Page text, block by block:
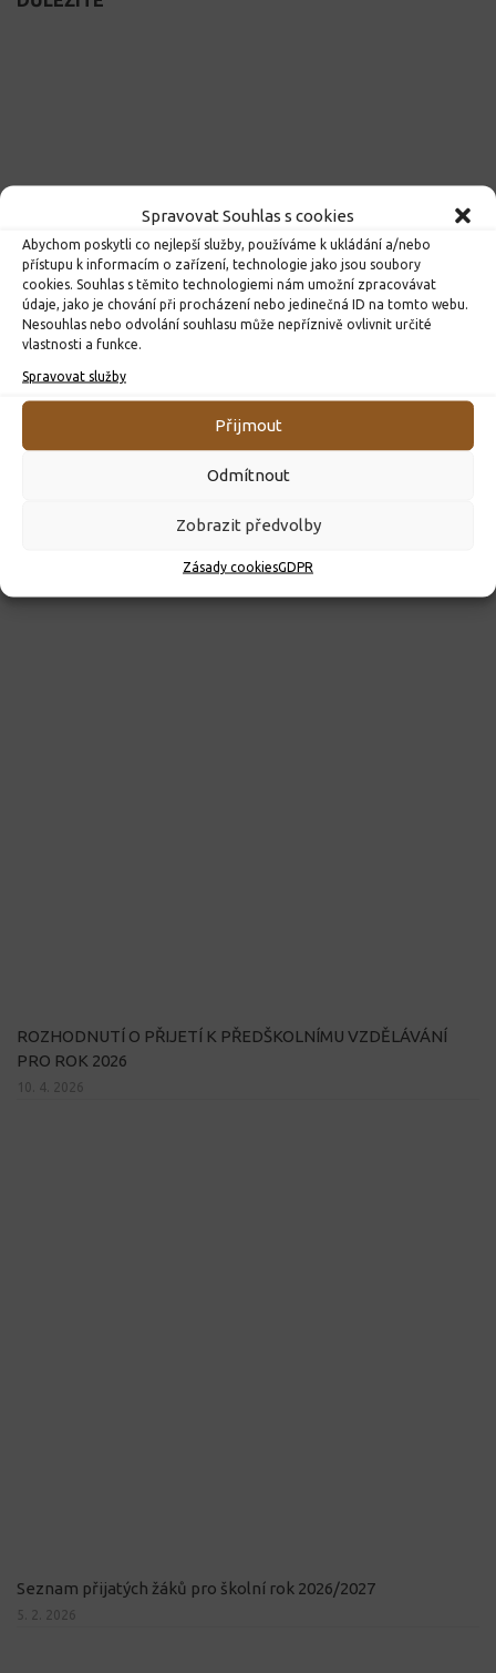
Spravovat Souhlas s cookies
Abychom poskytli co nejlepší služby, používáme k ukládání a/nebo
přístupu k informacím o zařízení, technologie jako jsou soubory
cookies. Souhlas s těmito technologiemi nám umožní zpracovávat
údaje, jako je chování při procházení nebo jedinečná ID na tomto webu.
Nesouhlas nebo odvolání souhlasu může nepříznivě ovlivnit určité
vlastnosti a funkce.
Spravovat služby
Přijmout
Odmítnout
Zobrazit předvolby
Zásady cookiesGDPR
ROZHODNUTÍ O PŘIJETÍ K PŘEDŠKOLNÍMU VZDĚLÁVÁNÍ
PRO ROK 2026
10. 4. 2026
Seznam přijatých žáků pro školní rok 2026/2027
5. 2. 2026